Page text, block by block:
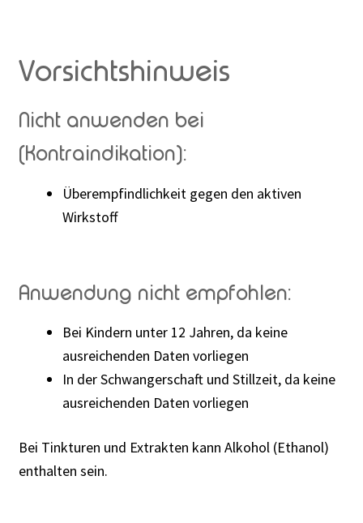
Vorsichtshinweis
Nicht anwenden bei
(Kontraindikation):
Überempfindlichkeit gegen den aktiven
Wirkstoff
Anwendung nicht empfohlen:
Bei Kindern unter 12 Jahren, da keine
ausreichenden Daten vorliegen
In der Schwangerschaft und Stillzeit, da keine
ausreichenden Daten vorliegen
Bei Tinkturen und Extrakten kann Alkohol (Ethanol)
enthalten sein.